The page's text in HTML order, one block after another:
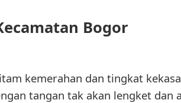
Bogor
kemerahan dan tingkat
tangan tak akan lengket